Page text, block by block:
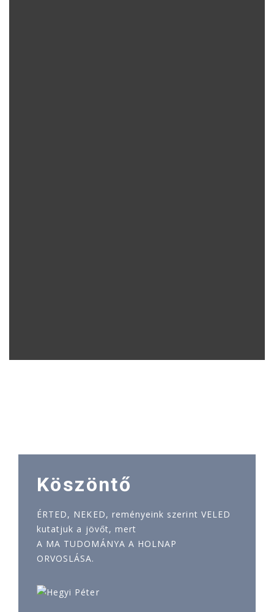
Köszöntő
ÉRTED, NEKED, reményeink szerint VELED
kutatjuk a jövőt, mert
A MA TUDOMÁNYA A HOLNAP
ORVOSLÁSA.